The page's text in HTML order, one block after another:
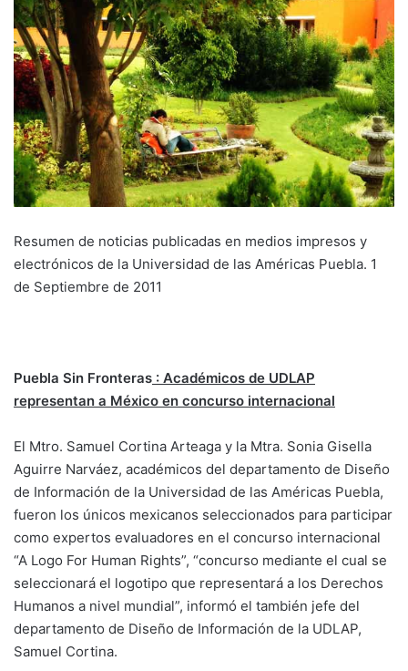
Resumen de noticias publicadas en medios impresos y
electrónicos de la Universidad de las Américas Puebla. 1
de Septiembre de 2011
Puebla Sin Fronteras : Académicos de UDLAP
representan a México en concurso internacional
El Mtro. Samuel Cortina Arteaga y la Mtra. Sonia Gisella
Aguirre Narváez, académicos del departamento de Diseño
de Información de la Universidad de las Américas Puebla,
fueron los únicos mexicanos seleccionados para participar
como expertos evaluadores en el concurso internacional
“A Logo For Human Rights”, “concurso mediante el cual se
seleccionará el logotipo que representará a los Derechos
Humanos a nivel mundial”, informó el también jefe del
departamento de Diseño de Información de la UDLAP,
Samuel Cortina.